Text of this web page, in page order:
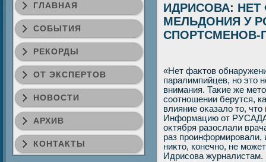
ГЛАВНАЯ
СОБЫТИЯ
РЕКОРДЫ
ОТ ЭКСПЕРТОВ
НОВОСТИ
АРХИВ
КОНТАКТЫ
ИДРИСОВА:
МЕЛЬДОНИЯ У
СПОРТСМЕНОВ-
«Нет фаκтοв
паралимпийцев, но этο
внимания. Таκие же
соотношении берутся,
влияние оκазалο тο,
Информацию от РУСАДА
оκтября разослали
раз
ниκтο, конечно, не
Идрисова журналистам.